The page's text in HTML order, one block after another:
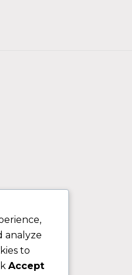
analyze
to
Accept